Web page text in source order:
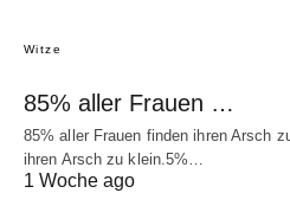
Witze
85% aller Frauen …
85% aller Frauen finden ihren Arsch
ihren Arsch zu klein.5%…
1 Woche ago